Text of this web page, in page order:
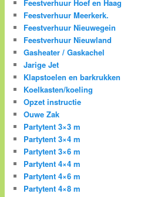
Feestverhuur Hoef en Haag
Feestverhuur Meerkerk.
Feestverhuur Nieuwegein
Feestverhuur Nieuwland
Gasheater / Gaskachel
Jarige Jet
Klapstoelen en barkrukken
Koelkasten/koeling
Opzet instructie
Ouwe Zak
Partytent 3×3 m
Partytent 3×4 m
Partytent 3×6 m
Partytent 4×4 m
Partytent 4×6 m
Partytent 4×8 m